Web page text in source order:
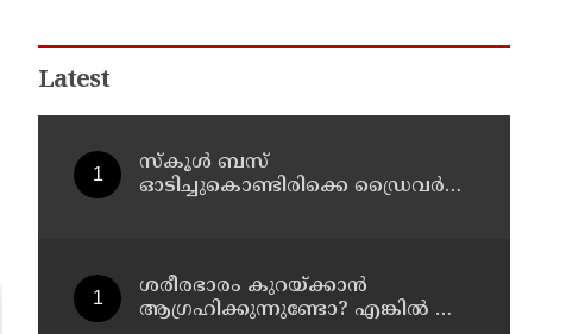
Latest
സ്കൂൾ ബസ്
ഓടിച്ചുകൊണ്ടിരിക്കെ ഡ്രൈവർക്ക്
ശരീരഭാരം കുറയ്ക്കാൻ
ആഗ്രഹിക്കുന്നുണ്ടോ? എങ്കിൽ ഈ